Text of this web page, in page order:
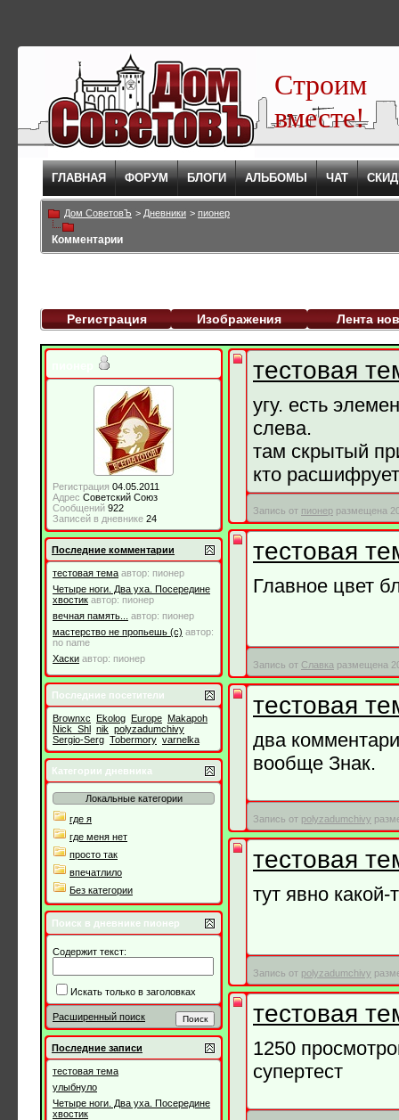
Строим
вместе!
ГЛАВНАЯ ФОРУМ БЛОГИ АЛЬБОМЫ ЧАТ
Дом СоветовЪ > Дневники > пионер
Комментарии
Регистрация Изображения Лента
тестовая
угу. есть
слева.
там скрытый
кто
Запись от пионер размещена
тестовая
Главное цвет
Запись от Славка размещена
тестовая
два
вообще Знак.
Запись от polyzadumchivy
тестовая
тут явно
Запись от polyzadumchivy
тестовая
1250
супертест
Регистрация 04.05.2011
Адрес Советский Союз
Сообщений 922
Записей в дневнике 24
Последние комментарии
тестовая тема автор: пионер
Четыре ноги. Два уха. Посередине
хвостик автор: пионер
вечная память...
автор: пионер
мастерство не пропьешь (с) автор:
no name
Хаски автор: пионер
Последние посетители
Brownxc Ekolog Europe Makapoh
Nick_Shl nik polyzadumchivy
Sergio-Serg Tobermory varnelka
Категории дневника
Локальные категории
где я
где меня нет
просто так
впечатлило
Без категории
Поиск в дневнике пионер
Содержит текст:
Искать только в заголовках
Расширенный поиск
Последние записи
тестовая тема
улыбнуло
Четыре ноги. Два уха. Посередине
хвостик